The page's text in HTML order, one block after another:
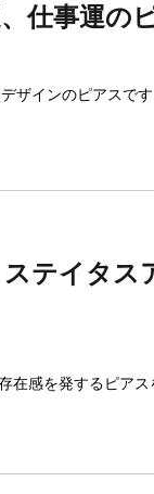
仕事運の
ザインのピアスで
テイタス
在感を発するピア